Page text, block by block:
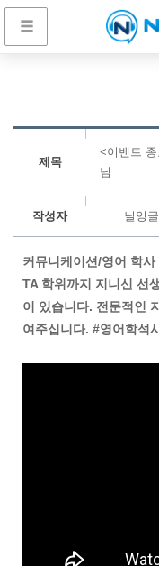
제목
<이벤트
님
작성자 닐잉
커뮤니케이션/영어 학
TA 학위까지 지니신 선
이 있습니다. 전문적인
여주십니다. #영어학석